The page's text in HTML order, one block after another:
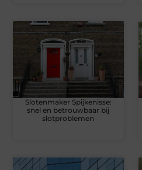
Slotenmaker Spijkenisse:
snel en betrouwbaar bij
slotproblemen